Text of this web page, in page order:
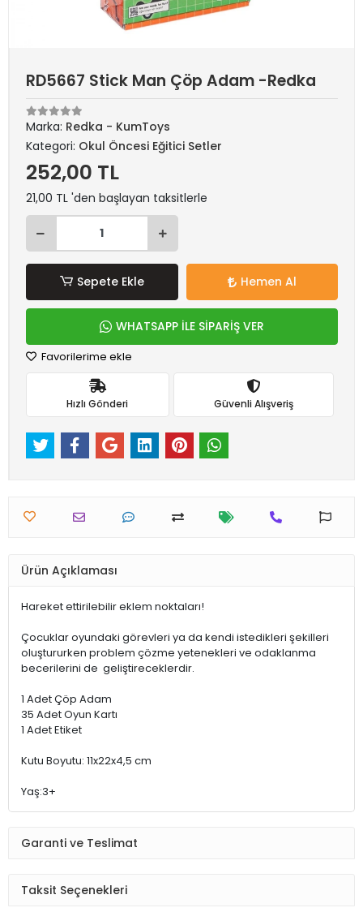
RD5667 Stick Man Çöp Adam -Redka
Marka: Redka - KumToys
Kategori: Okul Öncesi Eğitici Setler
252,00 TL
21,00 TL 'den başlayan taksitlerle
Sepete Ekle Hemen Al
WHATSAPP İLE SİPARİŞ VER
Favorilerime ekle
Hızlı Gönderi Güvenli Alışveriş
Ürün Açıklaması
Hareket ettirilebilir eklem noktaları!
Çocuklar oyundaki görevleri ya da kendi istedikleri şekilleri
oluştururken problem çözme yetenekleri ve odaklanma
becerilerini de geliştireceklerdir.
1 Adet Çöp Adam
35 Adet Oyun Kartı
1 Adet Etiket
Kutu Boyutu: 11x22x4,5 cm
Yaş:3+
Garanti ve Teslimat
Taksit Seçenekleri